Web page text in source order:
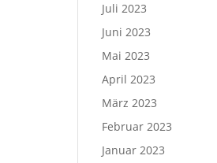
Juli 2023
Juni 2023
Mai 2023
April 2023
März 2023
Februar 2023
Januar 2023